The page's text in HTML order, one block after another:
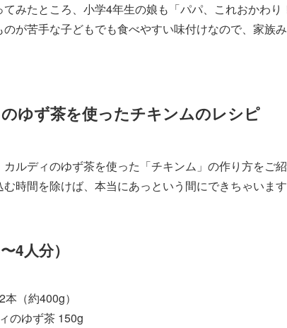
てみたところ、小学4年生の娘も「パパ、これおかわ
が苦手な子どもでも食べやすい味付けなので、家族み
ゆず茶を使ったチキンムのレシピ
カルディのゆず茶を使った「チキンム」の作り方をご
時間を除けば、本当にあっという間にできちゃいます
4人分）
本（約400g）
のゆず茶 150g